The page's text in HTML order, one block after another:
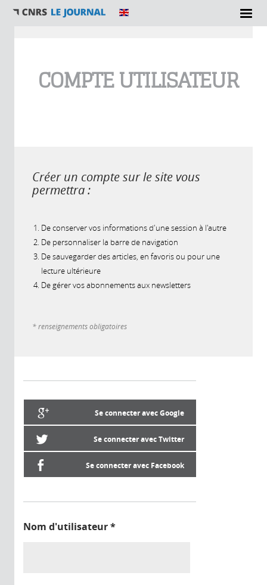
COMPTE UTILISATEUR
Créer un compte sur le site vous
permettra :
De conserver vos informations d'une session à l'autre
De personnaliser la barre de navigation
De sauvegarder des articles, en favoris ou pour une
lecture ultérieure
De gérer vos abonnements aux newsletters
* renseignements obligatoires
Se connecter avec Google
Se connecter avec Twitter
Se connecter avec Facebook
Nom d'utilisateur*